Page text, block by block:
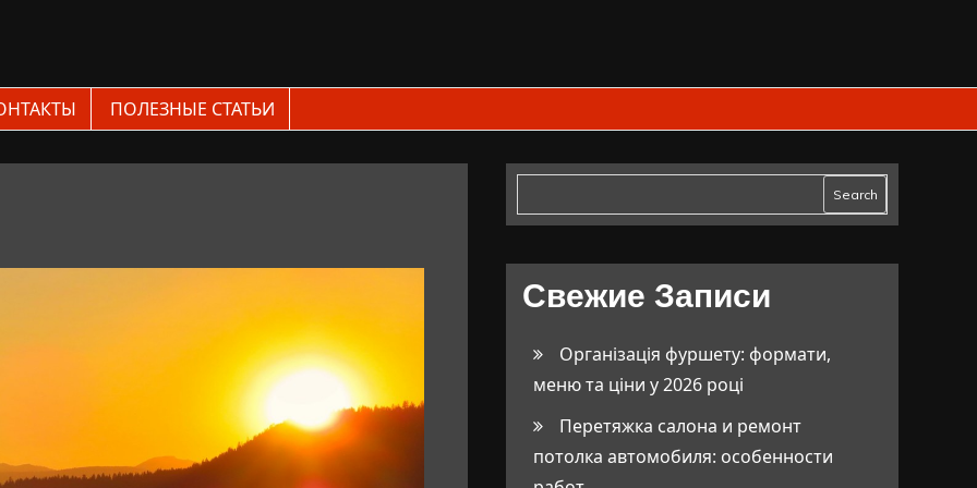
ПОЛЕЗНЫЕ СТАТЬИ
Search
Свежие Записи
Організація фуршету: формати,
меню та ціни у 2026 році
Перетяжка салона и ремонт
потолка автомобиля: особенности